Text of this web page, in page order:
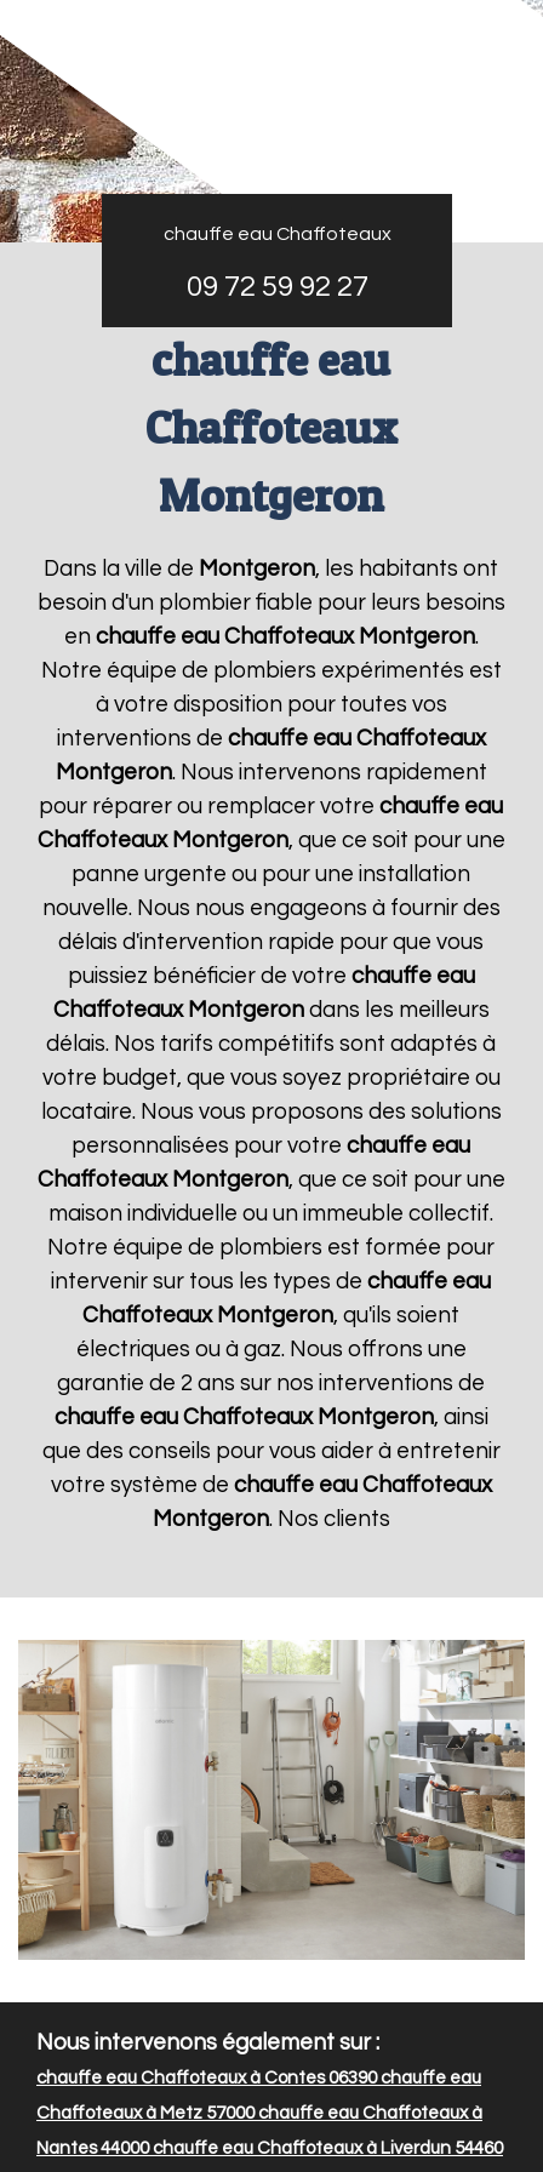
chauffe eau Chaffoteaux
09 72 59 92 27
chauffe eau
Chaffoteaux
Montgeron
Dans la ville de Montgeron, les habitants ont
besoin d'un plombier fiable pour leurs besoins
en chauffe eau Chaffoteaux Montgeron.
Notre équipe de plombiers expérimentés est
à votre disposition pour toutes vos
interventions de chauffe eau Chaffoteaux
Montgeron. Nous intervenons rapidement
pour réparer ou remplacer votrechauffe eau
Chaffoteaux Montgeron, que ce soit pour une
panne urgente ou pour une installation
nouvelle. Nous nous engageons à fournir des
délais d'intervention rapide pour que vous
puissiez bénéficier de votre chauffe eau
Chaffoteaux Montgerondans les meilleurs
délais. Nos tarifs compétitifs sont adaptés à
votre budget, que vous soyez propriétaire ou
locataire. Nous vous proposons des solutions
personnalisées pour votrechauffe eau
Chaffoteaux Montgeron, que ce soit pour une
maison individuelle ou un immeuble collectif.
Notre équipe de plombiers est formée pour
intervenir sur tous les types dechauffe eau
Chaffoteaux Montgeron, qu'ils soient
électriques ou à gaz. Nous offrons une
garantie de 2 ans sur nos interventions de
chauffe eau Chaffoteaux Montgeron, ainsi
que des conseils pour vous aider à entretenir
votre système de chauffe eau Chaffoteaux
Montgeron. Nos clients
Nous intervenons également sur :
chauffe eau Chaffoteaux à Contes 06390chauffe eau
Chaffoteaux à Metz 57000chauffe eau Chaffoteaux à
Nantes 44000chauffe eau Chaffoteaux à Liverdun 54460